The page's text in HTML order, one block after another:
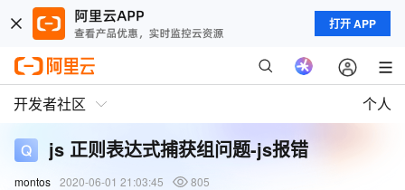
打开 APP
开发者社区 个人
js 正则表达式捕获组问题-js报错
montos 2020-06-01 21:03:45
805